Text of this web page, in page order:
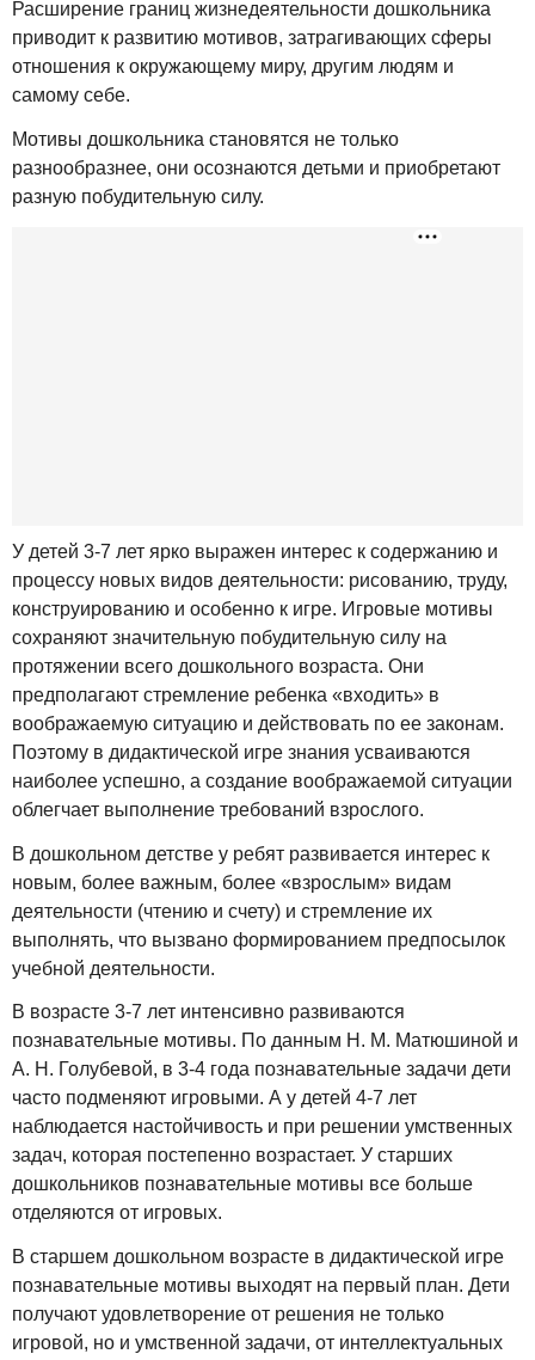
Расширение границ жизнедеятельности дошкольника
приводит к развитию мотивов, затрагивающих сферы
отношения к окружающему миру, другим людям и
самому себе.
Мотивы дошкольника становятся не только
разнообразнее, они осознаются детьми и приобретают
разную побудительную силу.
У детей 3-7 лет ярко выражен интерес к содержанию и
процессу новых видов деятельности: рисованию, труду,
конструированию и особенно к игре. Игровые мотивы
сохраняют значительную побудительную силу на
протяжении всего дошкольного возраста. Они
предполагают стремление ребенка «входить» в
воображаемую ситуацию и действовать по ее законам.
Поэтому в дидактической игре знания усваиваются
наиболее успешно, а создание воображаемой ситуации
облегчает выполнение требований взрослого.
В дошкольном детстве у ребят развивается интерес к
новым, более важным, более «взрослым» видам
деятельности (чтению и счету) и стремление их
выполнять, что вызвано формированием предпосылок
учебной деятельности.
В возрасте 3-7 лет интенсивно развиваются
познавательные мотивы. По данным Н. М. Матюшиной и
А. Н. Голубевой, в 3-4 года познавательные задачи дети
часто подменяют игровыми. А у детей 4-7 лет
наблюдается настойчивость и при решении умственных
задач, которая постепенно возрастает. У старших
дошкольников познавательные мотивы все больше
отделяются от игровых.
В старшем дошкольном возрасте в дидактической игре
познавательные мотивы выходят на первый план. Дети
получают удовлетворение от решения не только
игровой, но и умственной задачи, от интеллектуальных